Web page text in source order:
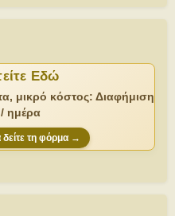
Εδώ
μικρό κόστος: Διαφήμιση
ημέρα
τη φόρμα →